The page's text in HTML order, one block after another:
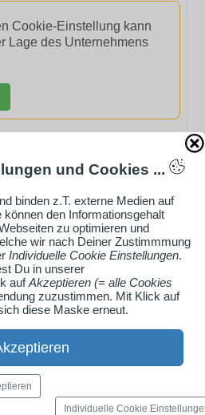
Cookie-Einstellung kann
Lage des Unternehmens
aktivieren
Handwerksbetrieb oder
für dein Unternehmen:
Galerie
Audio, Video
und Cookies ...
binden z.T. externe Medien auf
den Informationsgehalt
zu optimieren und
wir nach Deiner Zustimmmung
Individuelle Cookie Einstellungen.
Du in unserer
aufAkzeptieren (= alle Cookies
zuzustimmen. Mit Klick auf
diese Maske erneut.
Individuelle Cookie